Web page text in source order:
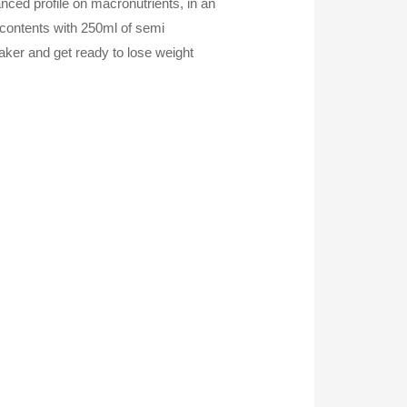
profile on macronutrients, in an
with 250ml of semi
and get ready to lose weight